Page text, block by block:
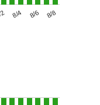
8/4 8/6 8/8